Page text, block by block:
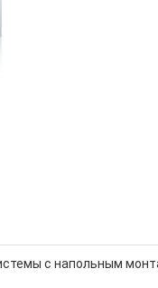
с напольным